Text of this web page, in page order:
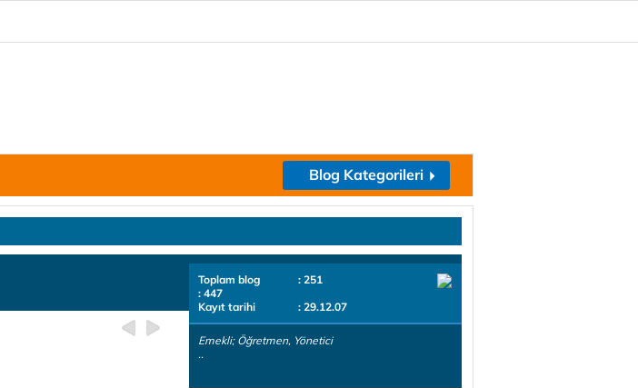
Blog Kategorileri
Toplam blog
: 251
: 447
Kayıt tarihi
: 29.12.07
Emekli; Öğretmen, Yönetici
..